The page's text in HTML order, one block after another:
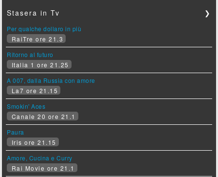
Stasera in Tv ❯
Per qualche dollaro in più
RaiTre ore 21.3
Ritorno al futuro
Italia 1 ore 21.25
A 007, dalla Russia con amore
La7 ore 21.15
Smokin' Aces
Canale 20 ore 21.1
Paura
Iris ore 21.15
Amore, Cucina e Curry
Rai Movie ore 21.1